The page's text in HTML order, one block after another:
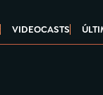
VIDEOCASTS